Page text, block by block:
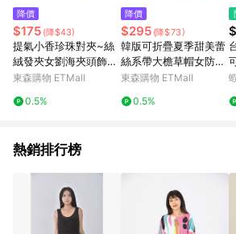
如顯示之商品規格、顏色、價位、贈品與東森購
頁不符，以銷售網頁標示為準。 9. 若有贈點爭
日期+180天以內至LINE購物客服洽詢；若超過
行申訴，恕無法贈點回饋。 10. 部分點數紅包僅
用，或不適用於無回饋商品。各點數紅包之適用
請依點數紅包頁面規則為準。
降價
$175 (降$43)
提氣小香珍珠對夾~絲
絨發夾女劉海夾頭飾發
飾前額邊夾發卡夾子
東森購物 ETMall
0.5%
降價
$295 (降$73)
韓版可折疊夏季甜美蕾
絲系帶大檐草帽女防曬
沙灘度假太陽帽遮陽帽
東森購物 ETMall
0.5%
t
熱銷排行榜